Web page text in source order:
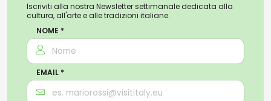
Iscriviti alla nostra Newsletter settimanale dedicata alla
cultura, all'arte e alle tradizioni italiane.
NOME *
EMAIL *